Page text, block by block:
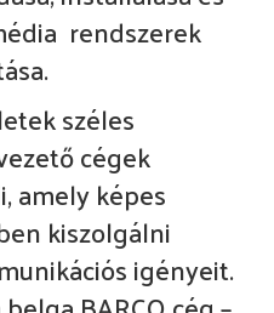
rendszerek
széles
cégek
amely képes
kiszolgálni
igényeit.